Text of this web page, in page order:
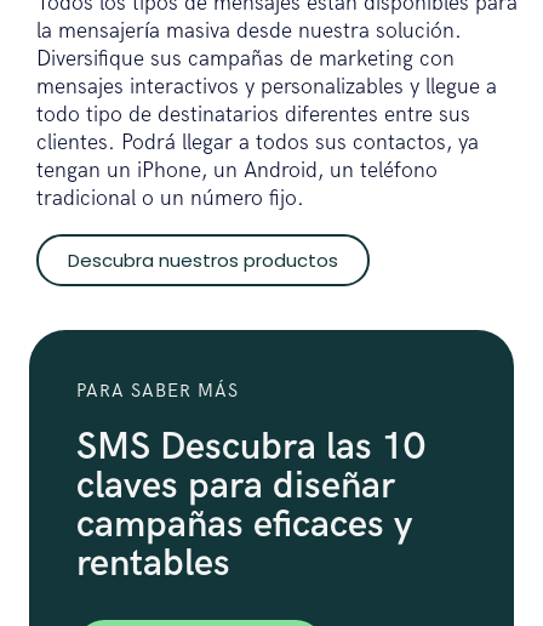
la mensajería masiva desde nuestra solución.
Diversifique sus campañas de marketing con
mensajes interactivos y personalizables y llegue a
todo tipo de destinatarios diferentes entre sus
clientes. Podrá llegar a todos sus contactos, ya
tengan un iPhone, un Android, un teléfono
tradicional o un número fijo.
Descubra nuestros productos
PARA SABER MÁS
SMS Descubra las 10
claves para diseñar
campañas eficaces y
rentables